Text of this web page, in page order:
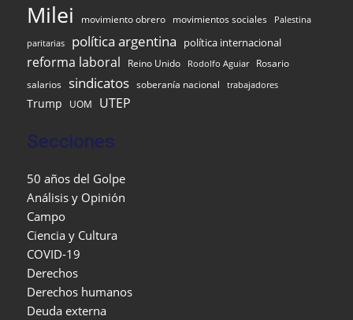
Milei movimiento obrero movimientos sociales Palestina
paritarias política argentina política internacional
reforma laboral Reino Unido Rodolfo Aguiar Rosario
salarios sindicatos soberanía nacional trabajadores
Trump UOM UTEP
Secciones
50 años del Golpe
Análisis y Opinión
Campo
Ciencia y Cultura
COVID-19
Derechos
Derechos humanos
Deuda externa